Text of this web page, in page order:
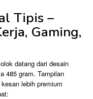
Tipis –
Gaming,
datang dari desain
485 gram. Tampilan
lebih premium